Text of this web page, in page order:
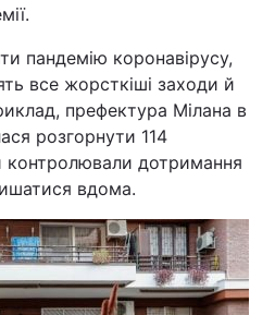
пандемію коронавірусу,
все жорсткіші заходи й
префектура Мілана в
розгорнути 114
контролювали дотримання
вдома.